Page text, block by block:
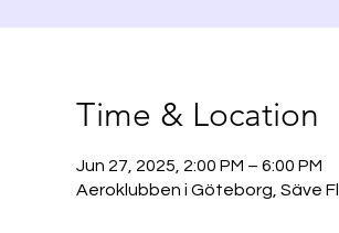
Time & Location
Jun 27, 2025, 2:00 PM – 6:00 PM
Aeroklubben i Göteborg, Säve